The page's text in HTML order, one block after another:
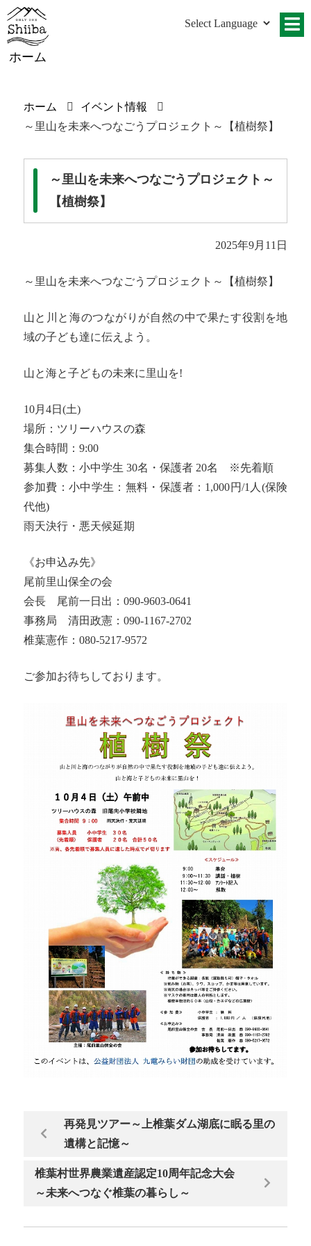
ホーム
ホーム
イベント情報
～里山を未来へつなごうプロジェクト～【植樹祭】
～里山を未来へつなごうプロジェクト～
【植樹祭】
2025年9月11日
～里山を未来へつなごうプロジェクト～【植樹祭】
山と川と海のつながりが自然の中で果たす役割を地
域の子ども達に伝えよう。
山と海と子どもの未来に里山を!
10月4日(土)
場所：ツリーハウスの森
集合時間：9:00
募集人数：小中学生 30名・保護者 20名 ※先着順
参加費：小中学生：無料・保護者：1,000円/1人(保険
代他)
雨天決行・悪天候延期
《お申込み先》
尾前里山保全の会
会長 尾前一日出：090-9603-0641
事務局 清田政憲：090-1167-2702
椎葉憲作：080-5217-9572
ご参加お待ちしております。
再発見ツアー～上椎葉ダム湖底に眠る里の
遺構と記憶～
椎葉村世界農業遺産認定10周年記念大会
～未来へつなぐ椎葉の暮らし～